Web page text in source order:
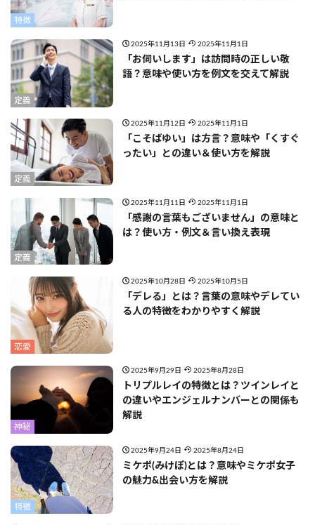
特徴
定義
2025年11月13日 2025年11月1日
「お伺いします」は訪問時の正しい敬
語？意味や使い方を例文を交えて解説
定義
2025年11月12日 2025年11月1日
「こそばゆい」は方言？意味や「くすぐ
ったい」との違い＆使い方を解説
定義
2025年11月11日 2025年11月1日
「感謝の言葉もございません」の意味と
は？使い方・例文＆言い換え表現
恋愛
2025年10月28日 2025年10月5日
「デレる」とは？言葉の意味やデレてい
る人の特徴をわかりやすく解説
神秘
2025年9月29日 2025年8月28日
トリプルレイの特徴とは？ツインレイと
の違いやエンジェルナンバーとの関係も
解説
特徴
2025年9月24日 2025年8月24日
ミケポ(みけぽ)とは？意味やミケポ女子
の魅力&出会い方を解説